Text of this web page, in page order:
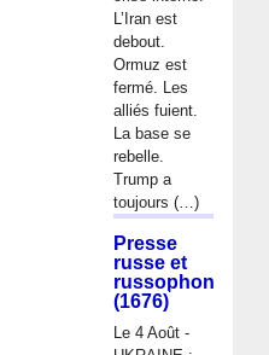
L’Iran est
debout.
Ormuz est
fermé. Les
alliés fuient.
La base se
rebelle.
Trump a
toujours (…)
Presse
russe et
russophone
(1676)
Le 4 Août -